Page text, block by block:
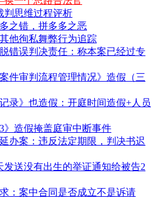
判思维过程评析
之错，拼多多之恶
他徇私舞弊行为追踪
错误判决责任：称本案已经过专
件审判流程管理情况》造假（三
录》也造假：开庭时间造假+人员
》造假掩盖庭审中断事件
办案：违反法定期限，判决书迟
发送没有出生的举证通知给被告2
：案中合同是否成立不是诉请